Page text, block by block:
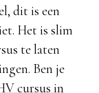
dit is een
Het is slim
te laten
Ben je
cursus in